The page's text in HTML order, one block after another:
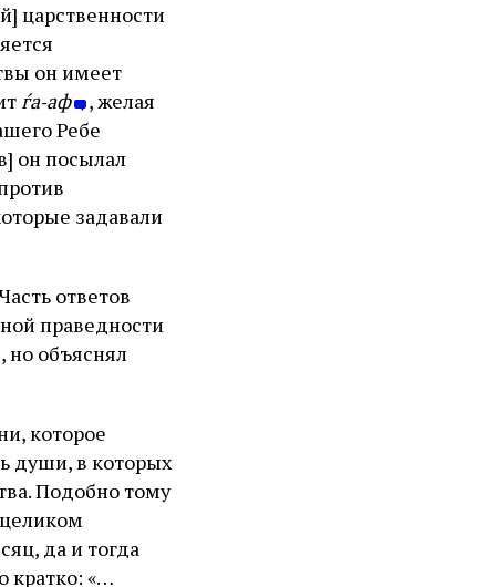
царственности
он имеет
ѓа‑аф
, желая
Ребе
он посылал
задавали
ответов
праведности
но объяснял
которое
души, в которых
Подобно тому
да и тогда
кратко: «…